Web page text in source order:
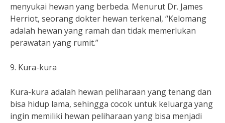
menyukai hewan yang berbeda. Menurut Dr. James
Herriot, seorang dokter hewan terkenal, “Kelomang
adalah hewan yang ramah dan tidak memerlukan
perawatan yang rumit.”
9. Kura-kura
Kura-kura adalah hewan peliharaan yang tenang dan
bisa hidup lama, sehingga cocok untuk keluarga yang
ingin memiliki hewan peliharaan yang bisa menjadi